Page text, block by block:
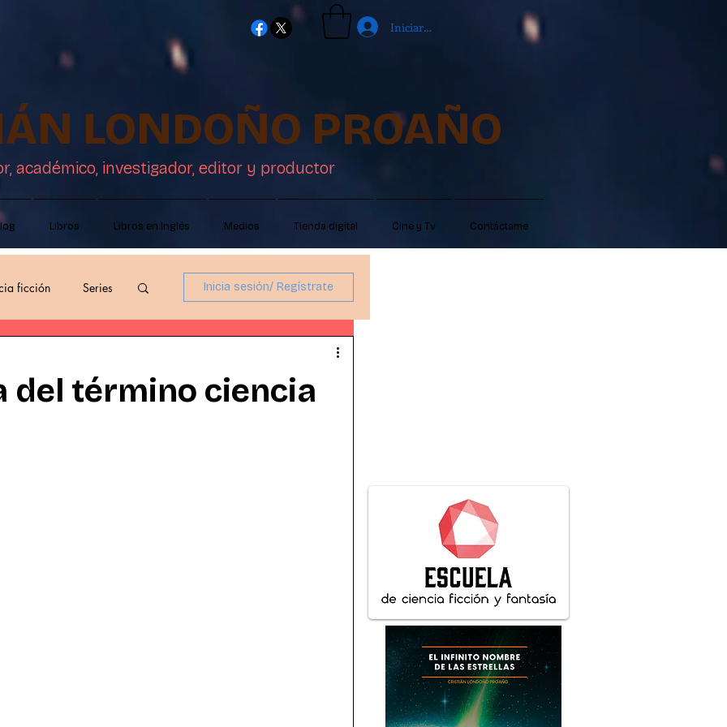
Iniciar sesión
LONDOÑO PROAÑO
académico, investigador, editor y productor
Libros Libros en Inglés Medios Tienda digital Cine y Tv Contáctame
ficción Series Inicia sesión/ Regístrate
del término ciencia